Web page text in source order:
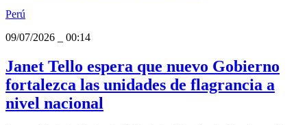
Perú
09/07/2026
00:14
Janet Tello espera que nuevo Gobierno
fortalezca las unidades de flagrancia a
nivel nacional